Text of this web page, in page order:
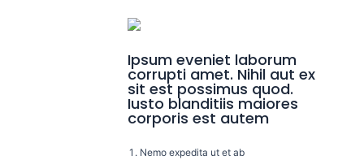
Ipsum eveniet laborum
corrupti amet. Nihil aut ex
sit est possimus quod.
Iusto blanditiis maiores
corporis est autem
Nemo expedita ut et ab